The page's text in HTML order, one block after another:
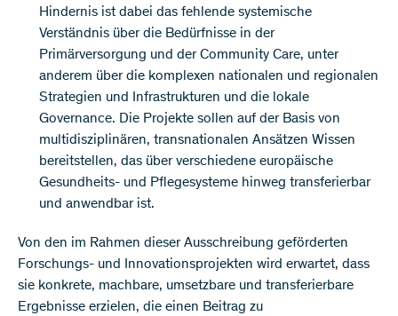
Hindernis ist dabei das fehlende systemische
Verständnis über die Bedürfnisse in der
Primärversorgung und der Community Care, unter
anderem über die komplexen nationalen und regionalen
Strategien und Infrastrukturen und die lokale
Governance. Die Projekte sollen auf der Basis von
multidisziplinären, transnationalen Ansätzen Wissen
bereitstellen, das über verschiedene europäische
Gesundheits- und Pflegesysteme hinweg transferierbar
und anwendbar ist.
Von den im Rahmen dieser Ausschreibung geförderten
Forschungs- und Innovationsprojekten wird erwartet, dass
sie konkrete, machbare, umsetzbare und transferierbare
Ergebnisse erzielen, die einen Beitrag zu